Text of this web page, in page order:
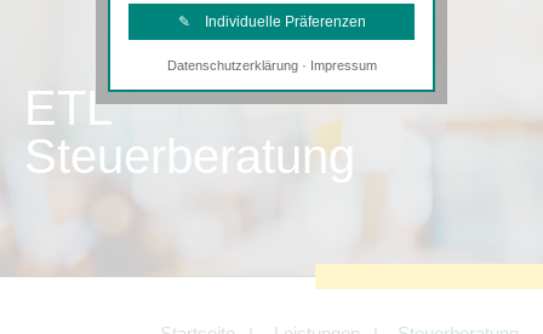
ETL
Steuerberatung
✎ Individuelle Präferenzen
Notwendige Cookies
Diese Cookies sind erforderlich, um die
Tracking- und Targeting-Cookies
Angebotes einschließlich der
Angeboten von z.B. Facebook und
Datenschutzerklärung· Impressum